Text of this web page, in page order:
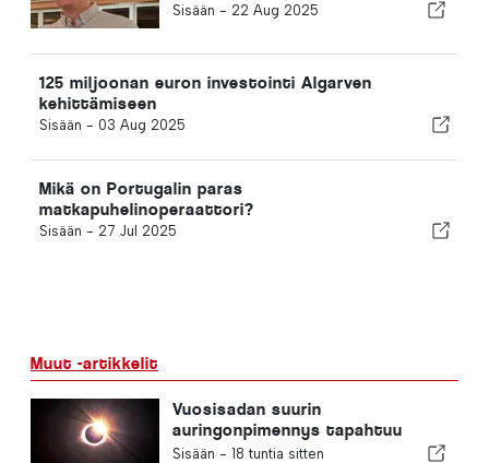
Sisään - 22 Aug 2025
125 miljoonan euron investointi Algarven
kehittämiseen
Sisään - 03 Aug 2025
Mikä on Portugalin paras
matkapuhelinoperaattori?
Sisään - 27 Jul 2025
Muut -artikkelit
Vuosisadan suurin
auringonpimennys tapahtuu
Portugalissa
Sisään - 18 tuntia sitten